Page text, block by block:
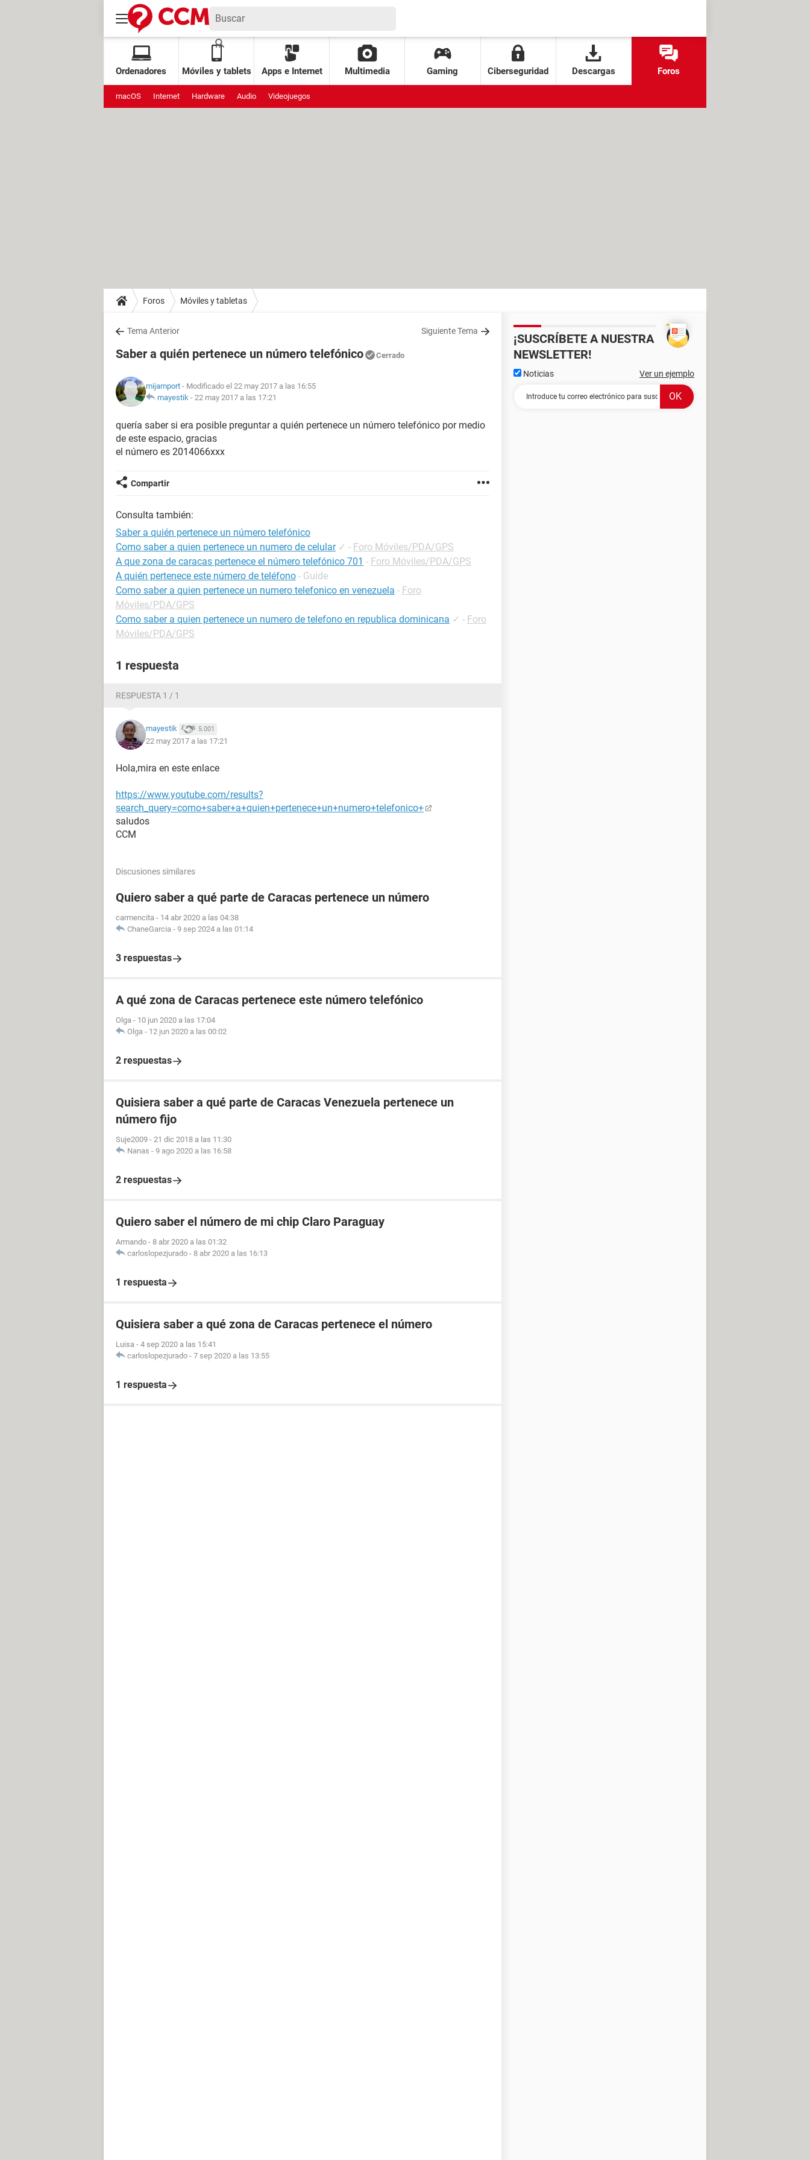
Ordenadores Móviles y tablets Apps e Internet Multimedia Gaming Ciberseguridad Descargas Foros
macOS Internet Hardware Audio Videojuegos
Foros Móviles y tabletas
Tema Anterior Siguiente Tema
Saber a quién pertenece un número telefónico Cerrado
mijamport - Modificado el 22 may 2017 a las 16:55
mayestik - 22 may 2017 a las 17:21
quería saber si era posible preguntar a quién pertenece un número telefónico por medio
de este espacio, gracias
el número es 2014066xxx
Compartir
Consulta también:
Saber a quién pertenece un número telefónico
Como saber a quien pertenece un numero de celular ✓ - Foro Móviles/PDA/GPS
A que zona de caracas pertenece el número telefónico 701 - Foro Móviles/PDA/GPS
A quién pertenece este número de teléfono - Guide
Como saber a quien pertenece un numero telefonico en venezuela - Foro
Móviles/PDA/GPS
Como saber a quien pertenece un numero de telefono en republica dominicana ✓ - Foro
Móviles/PDA/GPS
1 respuesta
RESPUESTA 1 / 1
mayestik 5.001
22 may 2017 a las 17:21
Hola,mira en este enlace
https://www.youtube.com/results?
search_query=como+saber+a+quien+pertenece+un+numero+telefonico+
saludos
CCM
Discusiones similares
Quiero saber a qué parte de Caracas pertenece un número
carmencita - 14 abr 2020 a las 04:38
ChaneGarcia - 9 sep 2024 a las 01:14
3 respuestas
A qué zona de Caracas pertenece este número telefónico
Olga - 10 jun 2020 a las 17:04
Olga - 12 jun 2020 a las 00:02
2 respuestas
Quisiera saber a qué parte de Caracas Venezuela pertenece un
número fijo
Suje2009 - 21 dic 2018 a las 11:30
Nanas - 9 ago 2020 a las 16:58
2 respuestas
Quiero saber el número de mi chip Claro Paraguay
Armando - 8 abr 2020 a las 01:32
carloslopezjurado - 8 abr 2020 a las 16:13
1 respuesta
Quisiera saber a qué zona de Caracas pertenece el número
Luisa - 4 sep 2020 a las 15:41
carloslopezjurado - 7 sep 2020 a las 13:55
1 respuesta
¡SUSCRÍBETE A NUESTRA
NEWSLETTER!
Noticias Ver un ejemplo